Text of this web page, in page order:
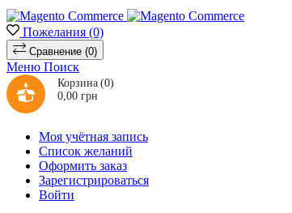
Пожелания (0)
Сравнение (0)
Меню Поиск
Корзина (0)
0,00 грн
Моя учётная запись
Список желаний
Оформить заказ
Зарегистрироваться
Войти